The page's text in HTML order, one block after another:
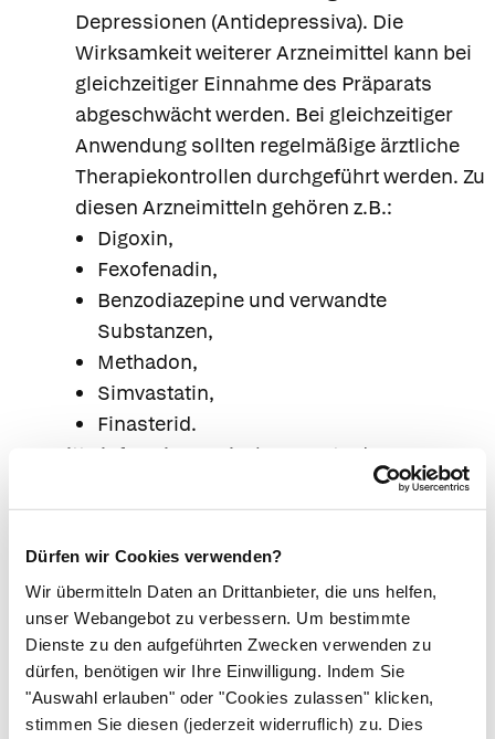
Dürfen wir Cookies verwenden?
Wir übermitteln Daten an Drittanbieter, die uns helfen,
unser Webangebot zu verbessern. Um bestimmte
Dienste zu den aufgeführten Zwecken verwenden zu
dürfen, benötigen wir Ihre Einwilligung. Indem Sie
"Auswahl erlauben" oder "Cookies zulassen" klicken,
stimmen Sie diesen (jederzeit widerruflich) zu. Dies
Depressionen (Antidepressiva). Die
Wirksamkeit weiterer Arzneimittel kann bei
gleichzeitiger Einnahme des Präparats
abgeschwächt werden. Bei gleichzeitiger
Anwendung sollten regelmäßige ärztliche
Therapiekontrollen durchgeführt werden. Zu
diesen Arzneimitteln gehören z.B.:
Digoxin,
Fexofenadin,
Benzodiazepine und verwandte
Substanzen,
Methadon,
Simvastatin,
Finasterid.
Bitte informieren Sie Ihren Arzt oder
Apotheker, wenn Sie andere Arzneimittel
einnehmen bzw. vor kurzem eingenommen
haben, auch wenn es sich um nicht
Die erhöhte Aktivität arzneistoffabbauender
Leberenzyme normalisiert sich innerhalb einer
Woche nach Absetzen des Arzneimittels.
Bei gleichzeitiger Einnahme bestimmter
Wirkstoffe zur Depressionsbehandlung